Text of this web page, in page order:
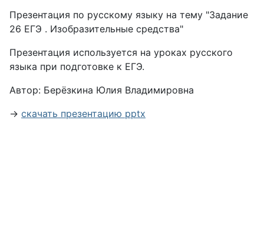
Презентация по русскому языку на тему "Задание
26 ЕГЭ . Изобразительные средства"
Презентация используется на уроках русского
языка при подготовке к ЕГЭ.
Автор: Берёзкина Юлия Владимировна
→ скачать презентацию pptx